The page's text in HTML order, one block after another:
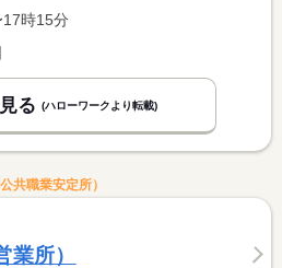
時15分
る (ハローワークより転載)
共職業安定所）
所）